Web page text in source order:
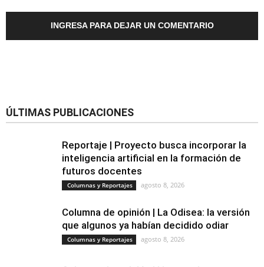
INGRESA PARA DEJAR UN COMENTARIO
ÚLTIMAS PUBLICACIONES
Reportaje | Proyecto busca incorporar la
inteligencia artificial en la formación de
futuros docentes
Columnas y Reportajes agosto 8, 2026
Columna de opinión | La Odisea: la versión
que algunos ya habían decidido odiar
Columnas y Reportajes agosto 8, 2026